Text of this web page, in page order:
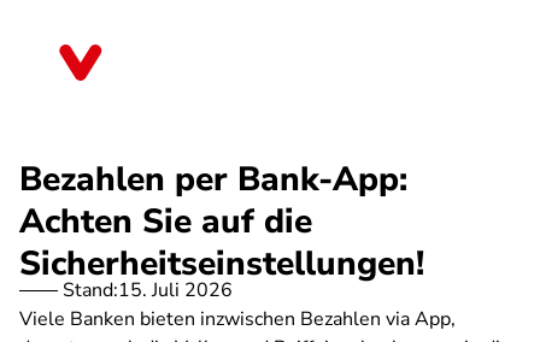
Bezahlen per Bank-App:
Achten Sie auf die
Sicherheitseinstellungen!
Stand:15. Juli 2026
Viele Banken bieten inzwischen Bezahlen via App,